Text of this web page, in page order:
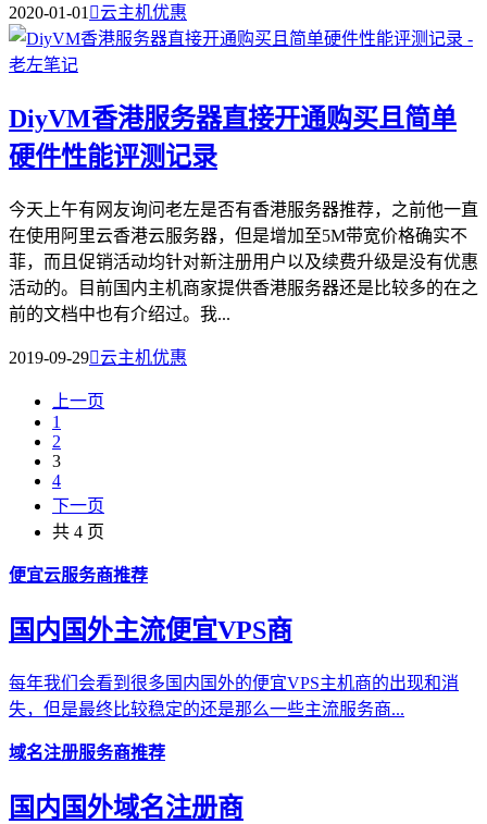
2020-01-01 云主机优惠
DiyVM香港服务器直接开通购买且简单
硬件性能评测记录
今天上午有网友询问老左是否有香港服务器推荐，之前他一直
在使用阿里云香港云服务器，但是增加至5M带宽价格确实不
菲，而且促销活动均针对新注册用户以及续费升级是没有优惠
活动的。目前国内主机商家提供香港服务器还是比较多的在之
前的文档中也有介绍过。我...
2019-09-29云主机优惠
上一页
1
2
3
4
下一页
共 4 页
便宜云服务商推荐
国内国外主流便宜VPS商
每年我们会看到很多国内国外的便宜VPS主机商的出现和消
失，但是最终比较稳定的还是那么一些主流服务商...
域名注册服务商推荐
国内国外域名注册商